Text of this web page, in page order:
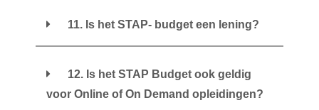
11. Is het STAP- budget een lening?
12. Is het STAP Budget ook geldig
voor Online of On Demand opleidingen?